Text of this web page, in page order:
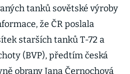
tanků sovětské výroby
že ČR poslala
starších tanků T-72 a
(BVP), předtím česká
obrany Jana Černochová